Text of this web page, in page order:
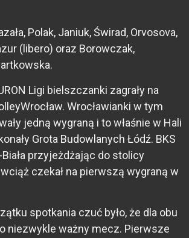
Polak, Janiuk, Świrad, Orvosova,
(libero) oraz Borowczak,
Ligi bielszczanki zagrały na
Wrocławianki w tym
jedną wygraną i to właśnie w Hali
Grota Budowlanych Łódź. BKS
Biała przyjeżdżając do stolicy
czekał na pierwszą wygraną w
spotkania czuć było, że dla obu
niezwykle ważny mecz. Pierwsze